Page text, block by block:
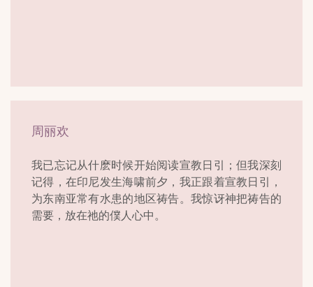
周丽欢
我已忘记从什麽时候开始阅读宣教日引；但我深刻
记得，在印尼发生海啸前夕，我正跟着宣教日引，
为东南亚常有水患的地区祷告。我惊讶神把祷告的
需要，放在祂的僕人心中。